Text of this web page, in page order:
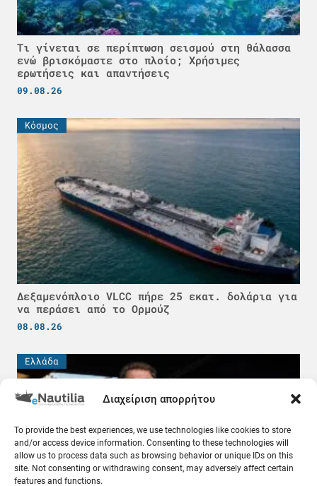
Διαχείριση απορρήτου
To provide the best experiences, we use technologies like cookies to store
and/or access device information. Consenting to these technologies will
allow us to process data such as browsing behavior or unique IDs on this
site. Not consenting or withdrawing consent, may adversely affect certain
features and functions.
Τι γίνεται σε περίπτωση σεισμού στη θάλασσα
ενώ βρισκόμαστε στο πλοίο; Χρήσιμες
ερωτήσεις και απαντήσεις
09.08.26
Κόσμος
Δεξαμενόπλοιο VLCC πήρε 25 εκατ. δολάρια για
να περάσει από το Ορμούζ
08.08.26
Ελλάδα